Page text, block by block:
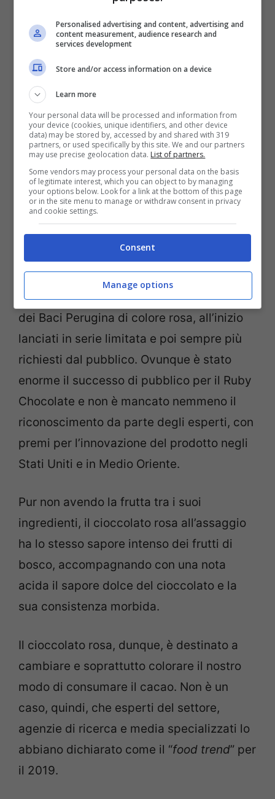
Una tavoletta di Ruby Chocolate, il cioccolato rosa creato
da Barry Callebaut (Zacharie Grossen, CC BY-SA 4.0,
Una novità che ha subito incuriosito tanti
consumatori, come l’immediato successo
dei Baci Perugina di colore rosa, all’inizio
lanciati in serie limitata e poi sempre più
richiesti dal pubblico. Ovunque è stato
enorme il successo di pubblico per il Ruby
Chocolate e non è mancato nemmeno il
riconoscimento da parte degli esperti, con
premi per l’innovazione del prodotto negli
Stati Uniti e in Medio Oriente.
Pur non avendo la frutta tra i suoi
ingredienti, il cioccolato rosa all’assaggio
ha lo stesso sapore intenso dei frutti di
bosco, accompagnando con una nota
acida il sapore dolce del cioccolato e la
sua consistenza morbida.
Il cioccolato rosa, dunque, è destinato a
cambiare e soprattutto colorare il nostro
modo di consumare il cacao. Non è un
caso, quindi, che esperti del settore,
agenzie di ricerca e media specializzati lo
abbiano dichiarato come il “food trend” per
il 2019.
Personalised advertising and content, advertising and
content measurement, audience research and
services development
Store and/or access information on a device
Learn more
Your personal data will be processed and information from
your device (cookies, unique identifiers, and other device
data) may be stored by, accessed by and shared with 319
partners, or used specifically by this site. We and our partners
may use precise geolocation data. List of partners.
Some vendors may process your personal data on the basis
of legitimate interest, which you can object to by managing
your options below. Look for a link at the bottom of this page
or in the site menu to manage or withdraw consent in privacy
and cookie settings.
Consent
Manage options